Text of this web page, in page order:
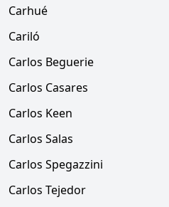
Carhué
Cariló
Carlos Beguerie
Carlos Casares
Carlos Keen
Carlos Salas
Carlos Spegazzini
Carlos Tejedor